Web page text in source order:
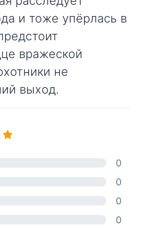
и тоже упёрлась в
вражеской
не
выход.
0
0
0
0